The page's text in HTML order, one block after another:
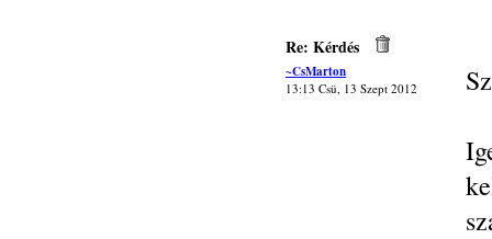
Re: Kérdés
~CsMarton
13:13 Csü, 13 Szept 2012